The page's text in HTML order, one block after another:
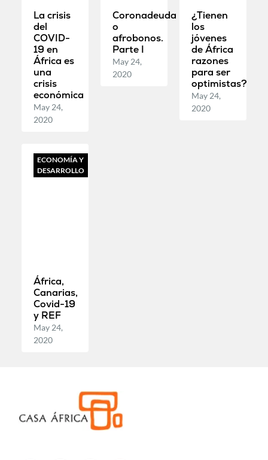
La crisis
del
COVID-
19 en
África es
una
crisis
económica
May 24,
2020
Coronadeuda
o
afrobonos.
Parte I
May 24,
2020
¿Tienen
los
jóvenes
de África
razones
para ser
optimistas?
May 24,
2020
ECONOMÍA Y
DESARROLLO
África,
Canarias,
Covid-19
y REF
May 24,
2020